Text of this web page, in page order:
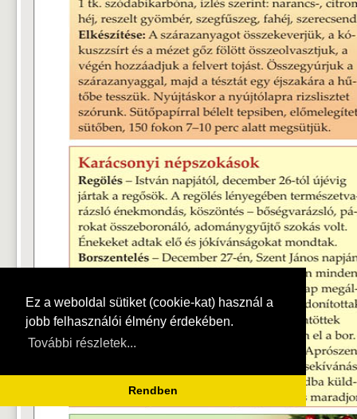
Ez a weboldal sütiket (cookie-kat) használ a
jobb felhasználói élmény érdekében.
További részletek...
Rendben